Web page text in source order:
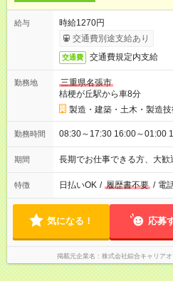
給与
時給1270円
交通費別途支給あり
交通費 交通費規定内支給
勤務地
三重県名張市
桔梗が丘駅から車8分
製造・建築・土木・製造
勤務時間 08:30～17:30 16:00～01:00
期間 長期でお仕事できる方、大歓
特徴 日払いOK / 履歴書不要 / 電
気になる！ 応募
掲載元企業名 株式会社綜合キャリア